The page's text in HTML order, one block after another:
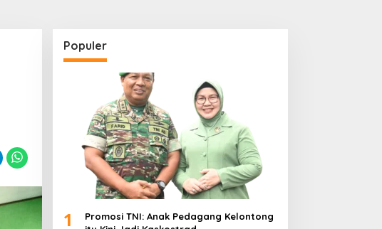
Populer
1
Promosi TNI: Anak Pedagang Kelontong